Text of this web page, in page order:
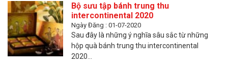
Bộ sưu tập bánh trung thu
intercontinental 2020
Ngày Đăng : 01-07-2020
Sau đây là những ý nghĩa sâu sắc từ những
hộp quà bánh trung thu intercontinental
2020...